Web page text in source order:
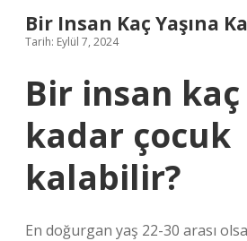
Bir Insan Kaç Yaşına
Tarih: Eylül 7, 2024
Bir insan kaç
kadar çocuk
kalabilir?
En doğurgan yaş 22-30 arası